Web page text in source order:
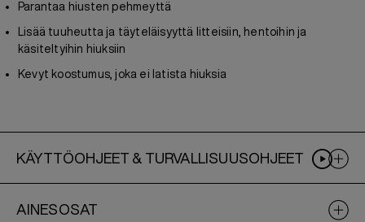
Parantaa hiusten pehmeyttä
Lisää tuuheutta ja täyteläisyyttä litteisiin, hentoihin ja
käsiteltyihin hiuksiin
Kevyt koostumus, joka ei latista hiuksia
KÄYTTÖOHJEET & TURVALLISUUSOHJEET
AINESOSAT